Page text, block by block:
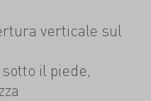
verticale sul
il piede,